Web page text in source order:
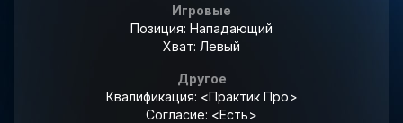
Игровые
Позиция: Нападающий
Хват: Левый
Другое
Квалификация: <Практик Про>
Согласие: <Есть>